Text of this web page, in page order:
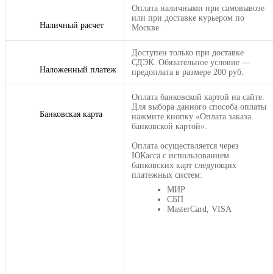
Наличный расчет
Оплата наличными при самовывозе
или при доставке курьером по
Москве.
Наложенный платеж
Доступен только при доставке
СДЭК. Обязательное условие —
предоплата в размере 200 руб.
Банковская карта
Оплата банковской картой на сайте.
Для выбора данного способа оплаты
нажмите кнопку «Оплата заказа
банковской картой».
Оплата осуществляется через
ЮКасса с использованием
банковских карт следующих
платежных систем:
МИР
СБП
MasterCard, VISA